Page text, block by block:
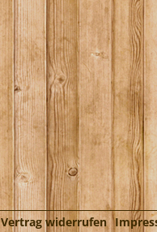
Vertrag widerrufen